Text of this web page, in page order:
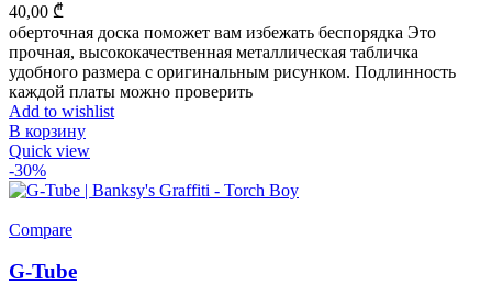
40,00 ₾
оберточная доска поможет вам избежать беспорядка Это
прочная, высококачественная металлическая табличка
удобного размера с оригинальным рисунком. Подлинность
каждой платы можно проверить
Add to wishlist
В корзину
Quick view
-30%
Compare
G-Tube